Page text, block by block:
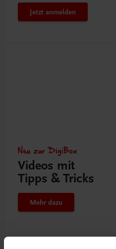
Jetzt anmelden
Neu zur DigiBox
Videos mit
Tipps & Tricks
Mehr dazu